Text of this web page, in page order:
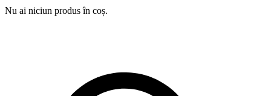
Nu ai niciun produs în coș.